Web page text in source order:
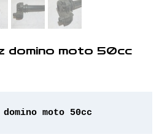
domino moto 50cc
moto 50cc